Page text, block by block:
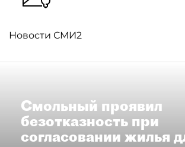
Новости СМИ2
Смольный проявил
безотказность при
согласовании жилья